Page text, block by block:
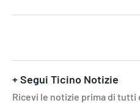
+ Segui Ticino Notizie
Ricevi le notizie prima di tutti